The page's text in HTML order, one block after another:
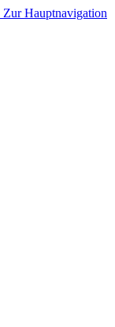
Zur Hauptnavigation